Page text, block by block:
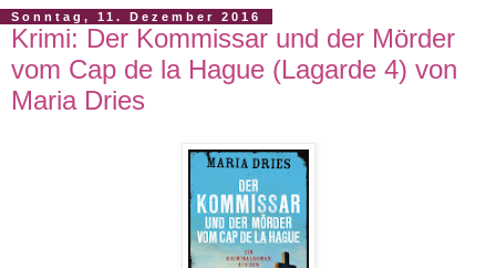
Sonntag, 11. Dezember 2016
Krimi: Der Kommissar und der Mörder
vom Cap de la Hague (Lagarde 4) von
Maria Dries